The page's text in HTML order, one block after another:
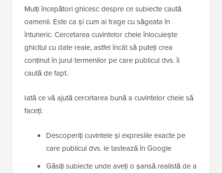
Mulți începători ghicesc despre ce subiecte caută
oamenii. Este ca și cum ai trage cu săgeata în
întuneric. Cercetarea cuvintelor cheie înlocuiește
ghicitul cu date reale, astfel încât să puteți crea
conținut în jurul termenilor pe care publicul dvs. îi
caută de fapt.
Iată ce vă ajută cercetarea bună a cuvintelor cheie să
faceți:
Descoperiți cuvintele și expresiile exacte pe
care publicul dvs. le tastează în Google
Găsiți subiecte unde aveți o șansă realistă de a